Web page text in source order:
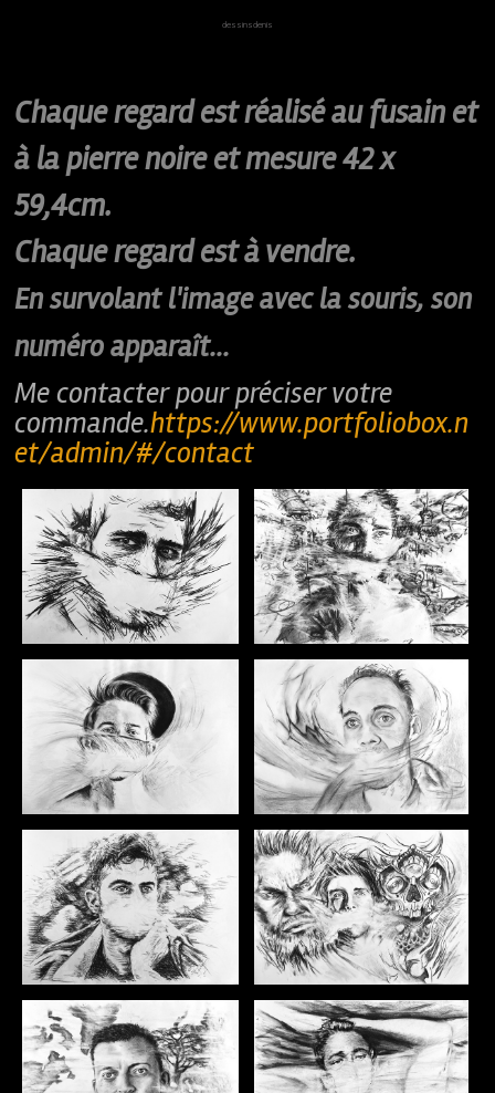
dessinsdenis
Chaque regard est réalisé au fusain et
à la pierre noire et mesure 42 x
59,4cm.
Chaque regard est à vendre.
En survolant l'image avec la souris, son
numéro apparaît...
Me contacter pour préciser votre
commande.https://www.portfoliobox.n
et/admin/#/contact